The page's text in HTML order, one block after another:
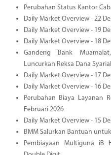
Perubahan Status Kantor
Daily Market Overview - 22
Daily Market Overview - 19
Daily Market Overview - 18
Gandeng Bank
Luncurkan Reksa Dana
Daily Market Overview - 17
Daily Market Overview - 16
Perubahan Biaya Layanan
Februari 2026
Daily Market Overview - 15
BMM Salurkan Bantuan
Pembiayaan Multiguna iB